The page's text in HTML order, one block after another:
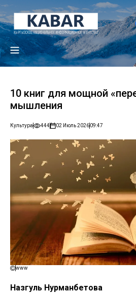
10 книг для мощной
мышления
Культура 444 02 Июль 202609:47
www
Назгуль Нурманбетова